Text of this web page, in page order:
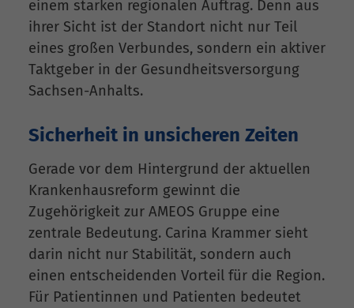
einem starken regionalen Auftrag. Denn aus
ihrer Sicht ist der Standort nicht nur Teil
eines großen Verbundes, sondern ein aktiver
Taktgeber in der Gesundheitsversorgung
Sachsen-Anhalts.
Sicherheit in unsicheren Zeiten
Gerade vor dem Hintergrund der aktuellen
Krankenhausreform gewinnt die
Zugehörigkeit zur AMEOS Gruppe eine
zentrale Bedeutung. Carina Krammer sieht
darin nicht nur Stabilität, sondern auch
einen entscheidenden Vorteil für die Region.
Für Patientinnen und Patienten bedeutet